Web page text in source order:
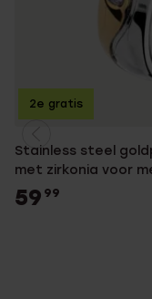
Stainless steel
met zirkonia voor
59 99
2e gratis